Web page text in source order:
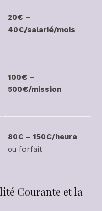
20€ –
40€/salarié/mois
100€ –
500€/mission
80€ – 150€/heure
ou forfait
Courante et la